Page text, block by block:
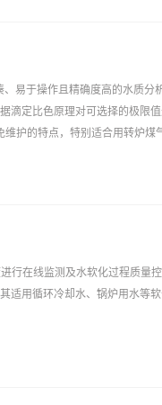
易于操作且精确度高的水质分
滴定比色原理对可选择的极限
护的特点，特别适合用转炉煤
行在线监测及水软化过程质量
适用循环冷却水、锅炉用水等